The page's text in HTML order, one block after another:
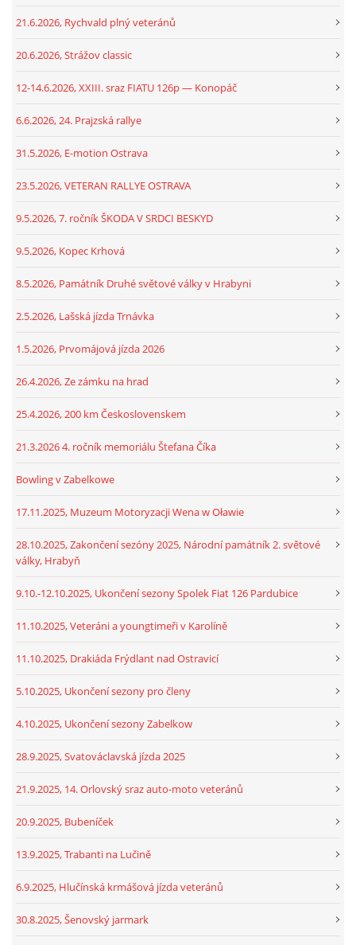
21.6.2026, Rychvald plný veteránů
20.6.2026, Strážov classic
12-14.6.2026, XXIII. sraz FIATU 126p — Konopáč
6.6.2026, 24. Prajzská rallye
31.5.2026, E-motion Ostrava
23.5.2026, VETERAN RALLYE OSTRAVA
9.5.2026, 7. ročník ŠKODA V SRDCI BESKYD
9.5.2026, Kopec Krhová
8.5.2026, Památník Druhé světové války v Hrabyni
2.5.2026, Lašská jízda Trnávka
1.5.2026, Prvomájová jízda 2026
26.4.2026, Ze zámku na hrad
25.4.2026, 200 km Československem
21.3.2026 4. ročník memoriálu Štefana Číka
Bowling v Zabelkowe
17.11.2025, Muzeum Motoryzacji Wena w Oławie
28.10.2025, Zakončení sezóny 2025, Národní památník 2. světové
války, Hrabyň
9.10.-12.10.2025, Ukončení sezony Spolek Fiat 126 Pardubice
11.10.2025, Veteráni a youngtimeři v Karolíně
11.10.2025, Drakiáda Frýdlant nad Ostravicí
5.10.2025, Ukončení sezony pro členy
4.10.2025, Ukončení sezony Zabelkow
28.9.2025, Svatováclavská jízda 2025
21.9.2025, 14. Orlovský sraz auto-moto veteránů
20.9.2025, Bubeníček
13.9.2025, Trabanti na Lučině
6.9.2025, Hlučínská krmášová jízda veteránů
30.8.2025, Šenovský jarmark